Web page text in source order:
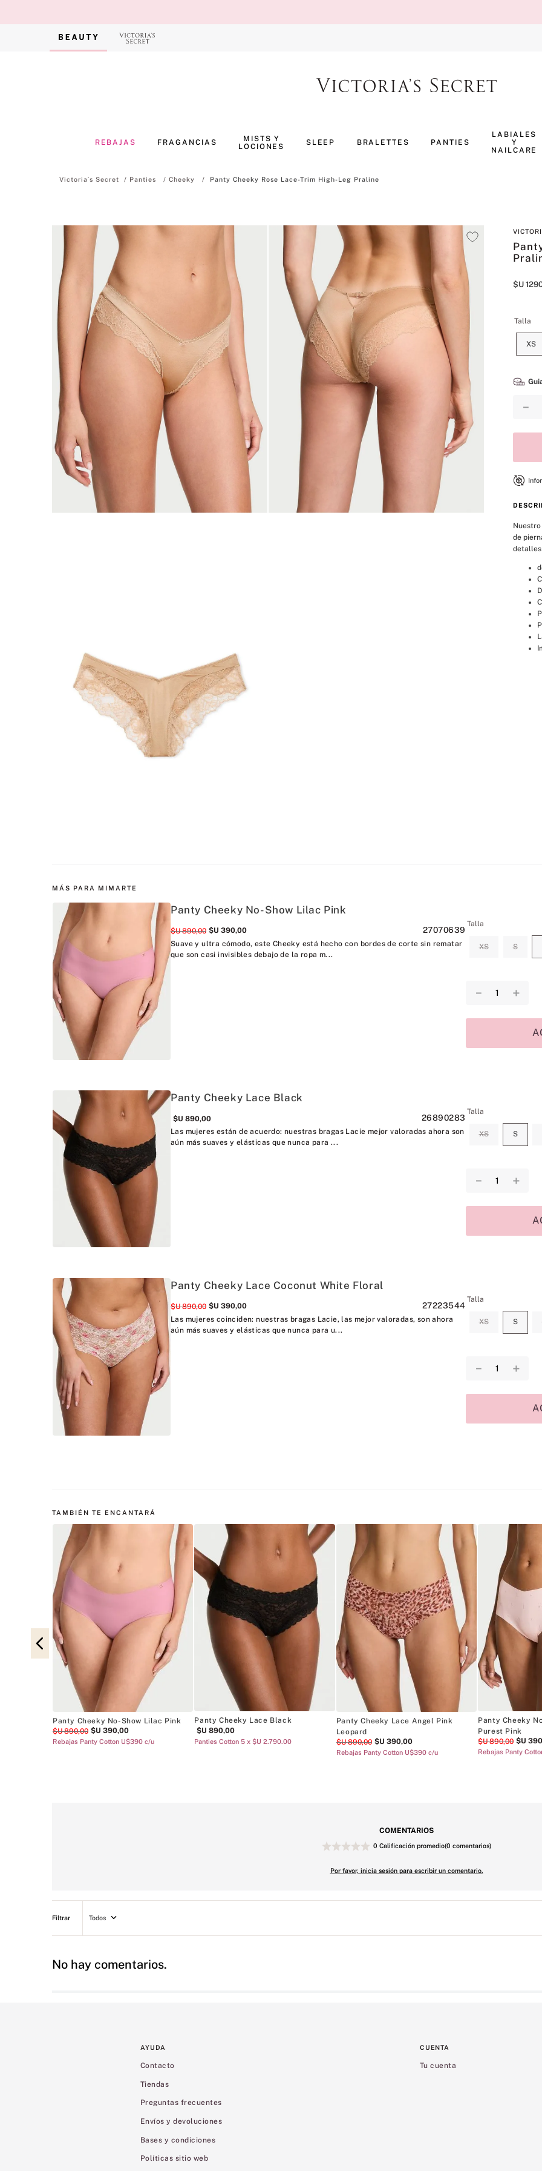
REBAJAS FRAGANCIAS
MISTS Y
LOCIONES
SLEEP BRALETTES PANTIES
LABIALES
Y
NAILCARE
Panties Cheeky Panty Cheeky Rose Lace-Trim High-Leg Praline
$U
Talla
XS
－
de
detalles
MÁS PARA MIMARTE
Panty Cheeky No-Show Lilac Pink
$U 890,00 $U 390,00 27070639
Suave y ultra cómodo, este Cheeky está hecho con bordes de corte sin rematar
que son casi invisibles debajo de la ropa m...
Talla
XS S
＋
－
Panty Cheeky Lace Black
$U 890,00 26890283
Las mujeres están de acuerdo: nuestras bragas Lacie mejor valoradas ahora son
aún más suaves y elásticas que nunca para ...
Talla
XS S
＋
－
Panty Cheeky Lace Coconut White Floral
$U 890,00 $U 390,00 27223544
Las mujeres coinciden: nuestras bragas Lacie, las mejor valoradas, son ahora
aún más suaves y elásticas que nunca para u...
Talla
XS S
＋
－
TAMBIÉN TE ENCANTARÁ
Panty Cheeky No-Show Lilac Pink
$U 890,00 $U 390,00
Rebajas Panty Cotton U$390 c/u
Panty Cheeky Lace Black
$U 890,00
Panties Cotton 5 x $U 2.790.00
Panty Cheeky Lace Angel Pink
Leopard
$U 890,00 $U 390,00
Rebajas Panty Cotton U$390 c/u
Panty Cheeky
Purest Pink
$U 890,00 $U
Rebajas Panty
COMENTARIOS
0 Calificación promedio(0 comentarios)
Por favor, inicia sesión para escribir un comentario.
Todos
No hay comentarios.
AYUDA
Contacto
Tiendas
Preguntas frecuentes
Envíos y devoluciones
Bases y condiciones
Políticas sitio web
CUENTA
Tu cuenta
6
7.
splash
8.
9
. bare vanilla